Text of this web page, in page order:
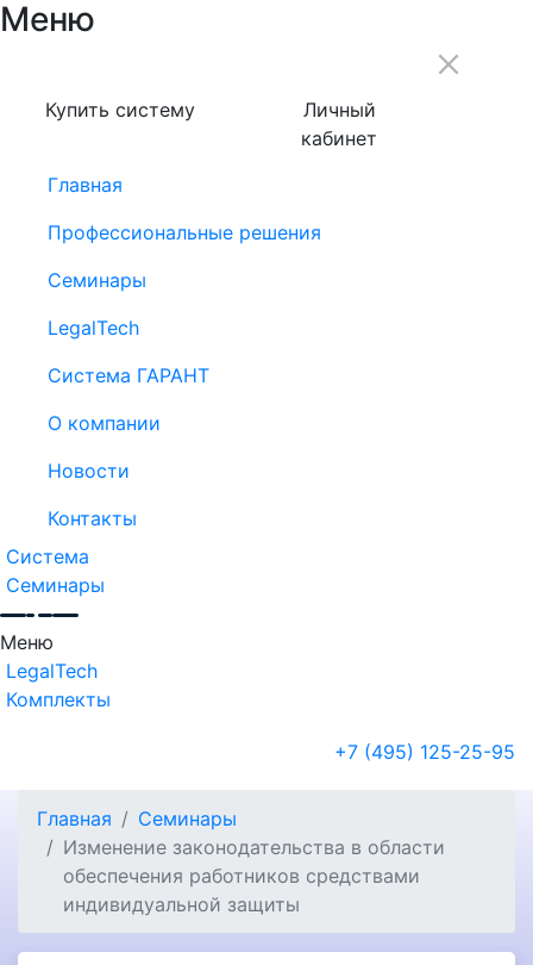
Меню
Купить систему
Личный
кабинет
Главная
Профессиональные решения
Семинары
LegalTech
Система ГАРАНТ
О компании
Новости
Контакты
Система
Семинары
Меню
LegalTech
Комплекты
+7 (495) 125-25-95
Главная
Семинары
Изменение законодательства в области
обеспечения работников средствами
индивидуальной защиты